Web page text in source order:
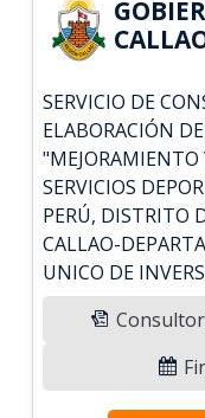
SERVICIO DE
ELABORACIÓN
SERVICIOS
PERÚ, DISTRITO
CALLAO-
UNICO DE